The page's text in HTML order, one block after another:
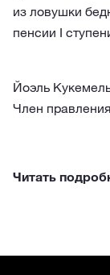
из ловушки
пенсии I
Йоэль
Член
Читать